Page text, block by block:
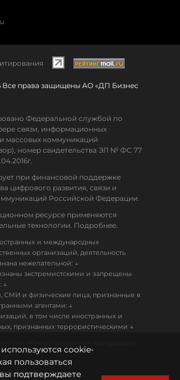
Все права защищены АО «ДП Бизнес
Федеральной службой по
связи, информационных
массовых коммуникаций
номер свидетельства ЭЛ № ФС 77
при финансовой поддержке
цифрового развития, связи и
Российской Федерации.
ресурсе применяются
технологии. Подробнее.
и международных
организаций, деятельность
нежелательной: ↓
экстремистскими и запрещены
↓
СМИ и физические лица, признанные в
агентами: ↓
в том числе иностранных и
признанных террористическими ↓
cookie-
пользоваться
подтверждаете